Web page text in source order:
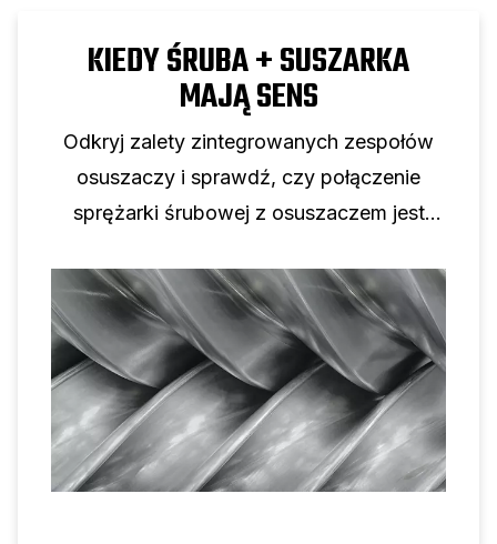
KIEDY ŚRUBA + SUSZARKA
MAJĄ SENS
Odkryj zalety zintegrowanych zespołów
osuszaczy i sprawdź, czy połączenie
sprężarki śrubowej z osuszaczem jest